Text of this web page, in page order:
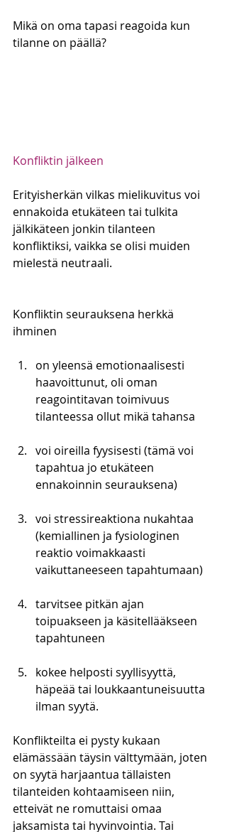
Mikä on oma tapasi reagoida kun
tilanne on päällä?
Konfliktin jälkeen
Erityisherkän vilkas mielikuvitus voi
ennakoida etukäteen tai tulkita
jälkikäteen jonkin tilanteen
konfliktiksi, vaikka se olisi muiden
mielestä neutraali.
Konfliktin seurauksena herkkä
ihminen
on yleensä emotionaalisesti
haavoittunut, oli oman
reagointitavan toimivuus
tilanteessa ollut mikä tahansa
voi oireilla fyysisesti (tämä voi
tapahtua jo etukäteen
ennakoinnin seurauksena)
voi stressireaktiona nukahtaa
(kemiallinen ja fysiologinen
reaktio voimakkaasti
vaikuttaneeseen tapahtumaan)
tarvitsee pitkän ajan
toipuakseen ja käsitellääkseen
tapahtuneen
kokee helposti syyllisyyttä,
häpeää tai loukkaantuneisuutta
ilman syytä.
Konflikteilta ei pysty kukaan
elämässään täysin välttymään, joten
on syytä harjaantua tällaisten
tilanteiden kohtaamiseen niin,
etteivät ne romuttaisi omaa
jaksamista tai hyvinvointia. Tai